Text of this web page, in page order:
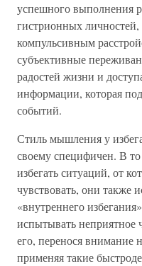
успешного выполнения
гистрионных
компульсивным
субъективные
радостей жизни и
информации, которая
событий.
Стиль мышления у
своему специфичен. В
избегать ситуаций, от
чувствовать, они также
«внутреннего
испытывать неприятное
его, перенося внимание
применяя такие